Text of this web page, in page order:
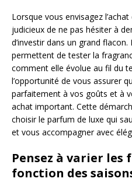
Lorsque vous envisagez
judicieux de ne pas hésiter à
d’investir dans un grand
permettent de tester la
comment elle évolue au fil du
l’opportunité de vous assurer
parfaitement à vos goûts et à
achat important. Cette
choisir le parfum de luxe qui
et vous accompagner avec
Pensez à varier les
fonction des